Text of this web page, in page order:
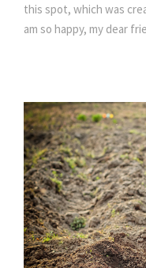
this spot, which was
am so happy, my dear